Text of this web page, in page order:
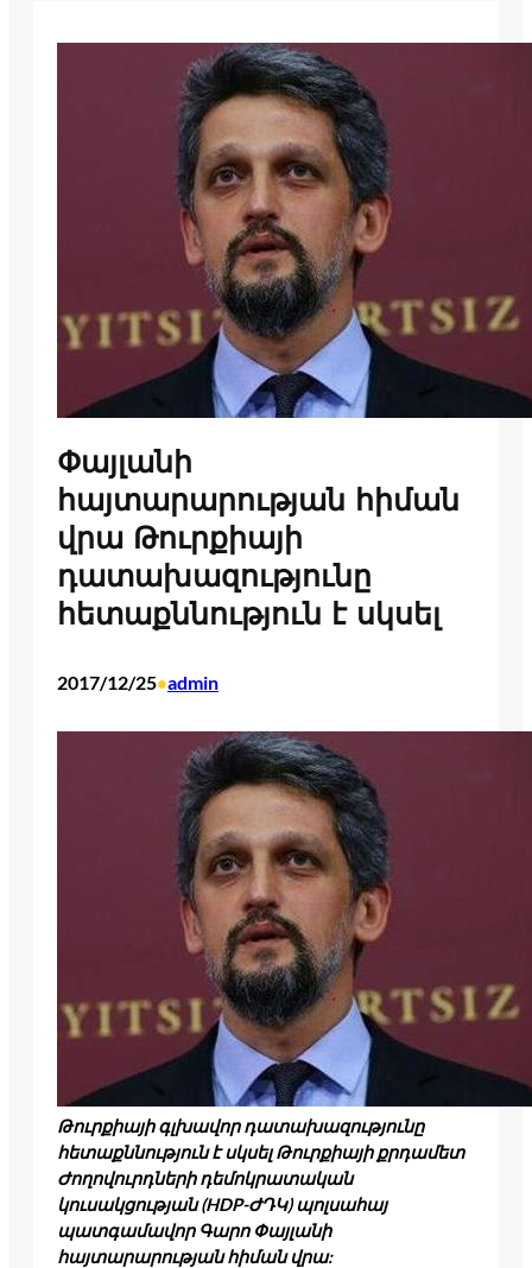
Փայլանի
հայտարարության հիման
վրա Թուրքիայի
դատախազությունը
հետաքննություն է սկսել
2017/12/25•admin
Թուրքիայի գլխավոր դատախազությունը
հետաքննություն է սկսել Թուրքիայի քրդամետ
Ժողովուրդների դեմոկրատական
կուսակցության(HDP-ԺԴԿ)պոլսահայ
պատգամավոր Գարո Փայլանի
հայտարարության հիման վրա: